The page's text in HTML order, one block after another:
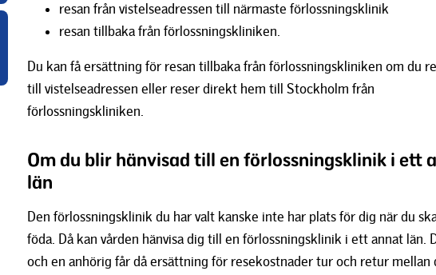
resan från vistelseadressen till närmaste förlossningsklinik
resan tillbaka från förlossningskliniken.
Du kan få ersättning för resan tillbaka från förlossningskliniken om du
till vistelseadressen eller reser direkt hem till Stockholm från
förlossningskliniken.
Om du blir hänvisad till en förlossningsklinik i ett
län
Den förlossningsklinik du har valt kanske inte har plats för dig när du
föda. Då kan vården hänvisa dig till en förlossningsklinik i ett annat län.
och en anhörig får då ersättning för resekostnader tur och retur mellan